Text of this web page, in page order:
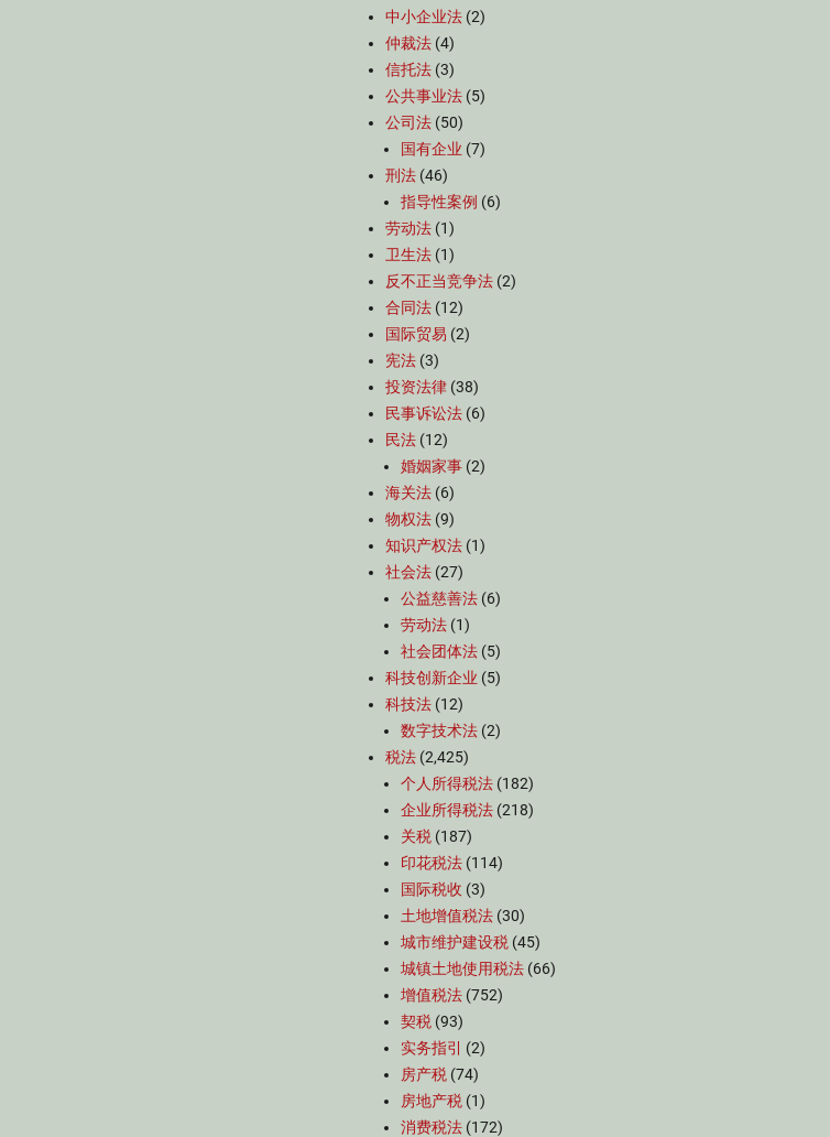
中小企业法 (2)
仲裁法 (4)
信托法 (3)
公共事业法 (5)
公司法 (50)
国有企业 (7)
刑法 (46)
指导性案例 (6)
劳动法 (1)
卫生法 (1)
反不正当竞争法 (2)
合同法 (12)
国际贸易 (2)
宪法 (3)
投资法律 (38)
民事诉讼法 (6)
民法 (12)
婚姻家事 (2)
海关法 (6)
物权法 (9)
知识产权法 (1)
社会法 (27)
公益慈善法 (6)
劳动法 (1)
社会团体法 (5)
科技创新企业 (5)
科技法 (12)
数字技术法 (2)
税法 (2,425)
个人所得税法 (182)
企业所得税法 (218)
关税 (187)
印花税法 (114)
国际税收 (3)
土地增值税法 (30)
城市维护建设税 (45)
城镇土地使用税法 (66)
增值税法 (752)
契税 (93)
实务指引
(2)
房产税 (74)
房地产税 (1)
消费税法 (172)